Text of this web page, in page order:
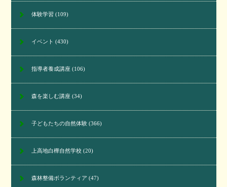
体験学習 (109)
イベント (430)
指導者養成講座(106)
森を楽しむ講座(34)
子どもたちの自然体験(366)
上高地白樺自然学校(20)
森林整備ボランティア (47)